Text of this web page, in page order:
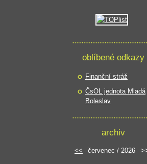
oblíbené odkazy
Finanční stráž
ČsOL jednota Mladá
Boleslav
archiv
<< červenec / 2026